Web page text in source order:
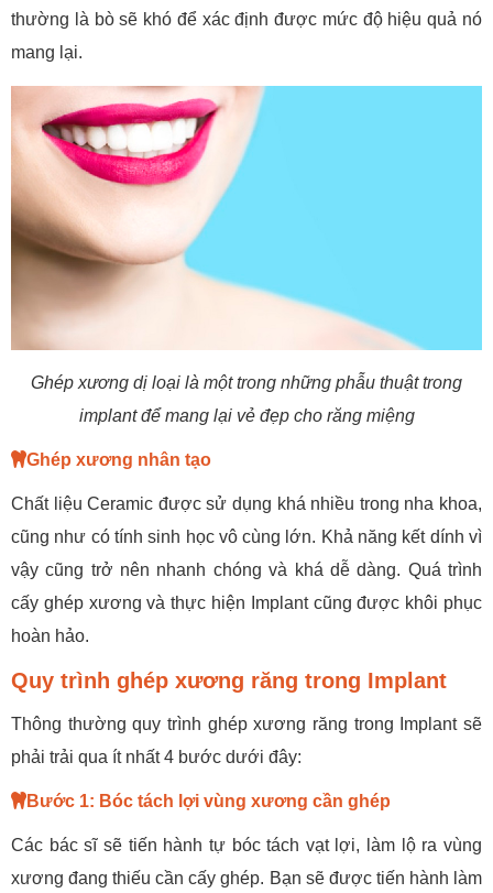
thường là bò sẽ khó để xác định được mức độ hiệu quả nó
mang lại.
Ghép xương dị loại là một trong những phẫu thuật trong
implant để mang lại vẻ đẹp cho răng miệng
Ghép xương nhân tạo
Chất liệu Ceramic được sử dụng khá nhiều trong nha khoa,
cũng như có tính sinh học vô cùng lớn. Khả năng kết dính vì
vậy cũng trở nên nhanh chóng và khá dễ dàng. Quá trình
cấy ghép xương và thực hiện Implant cũng được khôi phục
hoàn hảo.
Quy trình ghép xương răng trong Implant
Thông thường quy trình ghép xương răng trong Implant sẽ
phải trải qua ít nhất 4 bước dưới đây:
Bước 1: Bóc tách lợi vùng xương cần ghép
Các bác sĩ sẽ tiến hành tự bóc tách vạt lợi, làm lộ ra vùng
xương đang thiếu cần cấy ghép. Bạn sẽ được tiến hành làm